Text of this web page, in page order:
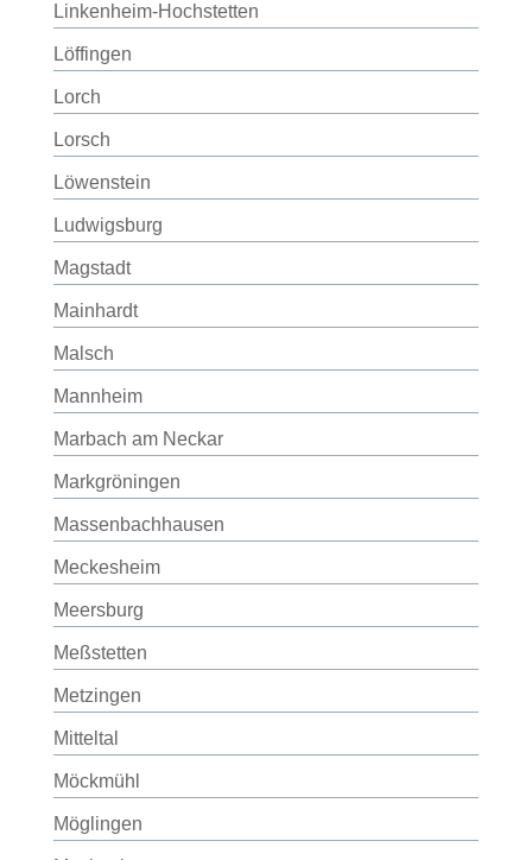
Linkenheim-Hochstetten
Löffingen
Lorch
Lorsch
Löwenstein
Ludwigsburg
Magstadt
Mainhardt
Malsch
Mannheim
Marbach am Neckar
Markgröningen
Massenbachhausen
Meckesheim
Meersburg
Meßstetten
Metzingen
Mitteltal
Möckmühl
Möglingen